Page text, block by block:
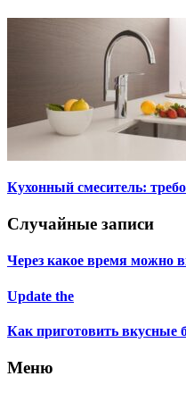
Кухонный смеситель:
Случайные записи
Через какое время можно
Update the
Как приготовить вкусные
Меню